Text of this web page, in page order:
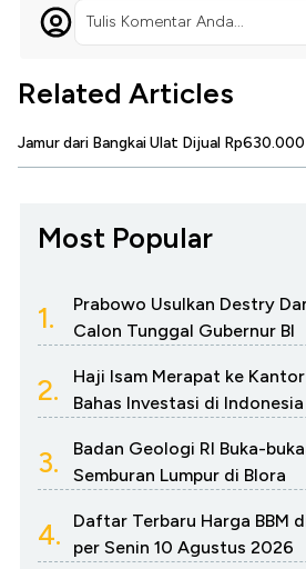
Tulis Komentar Anda...
Related Articles
Jamur dari Bangkai Ulat Dijual
Most Popular
1.
Prabowo Usulkan Destry
Calon Tunggal Gubernur BI
2.
Haji Isam Merapat ke
Bahas Investasi di Indonesia
3.
Badan Geologi RI Buka-
Semburan Lumpur di Blora
4.
Daftar Terbaru Harga BBM
per Senin 10 Agustus 2026